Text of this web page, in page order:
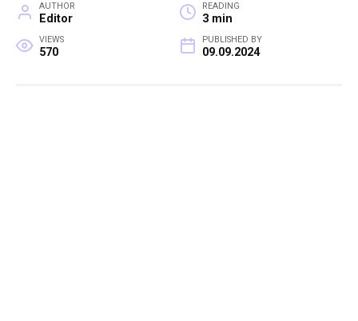
AUTHOR
Editor
READING
3 min
VIEWS
570
PUBLISHED BY
09.09.2024